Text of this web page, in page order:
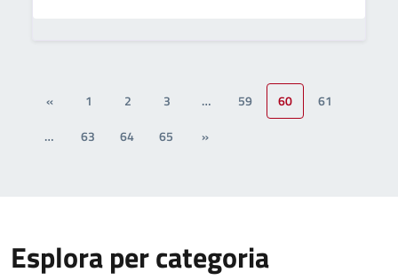
« 1 2 3 … 59 60
61
…
63 64 65 »
Esplora per categoria